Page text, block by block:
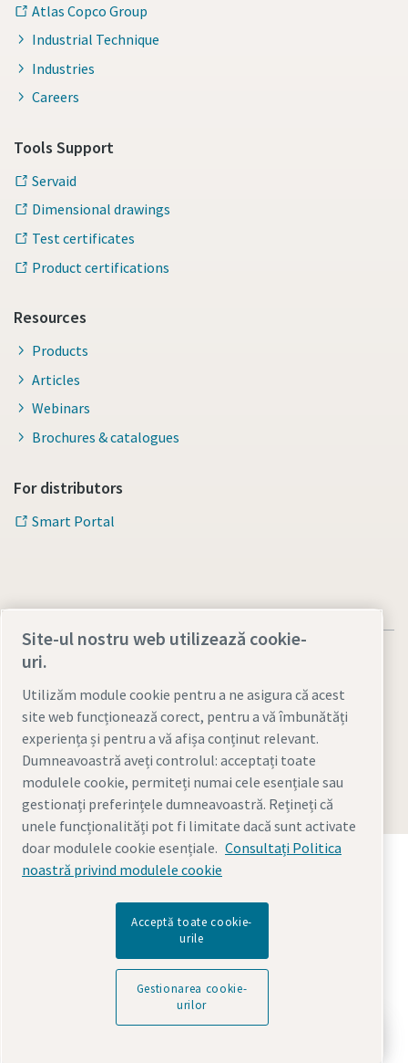
Atlas Copco Group
Industrial Technique
Industries
Careers
Tools Support
Servaid
Dimensional drawings
Test certificates
Product certifications
Resources
Products
Articles
Webinars
Brochures & catalogues
For distributors
Smart Portal
Legal & Privacy Notices Gestionarea cookie-urilor
Accessibility Sitemap
© 2026 Atlas Copco Romania SRL
Descoperiți cum Grupul Atlas Copco oferă tehnologia
care transformă viitorul.
Vizitați site-ul Atlas Copco
Parte a Grupului Atlas Copco
Site-ul nostru web utilizează cookie-
uri.
Utilizăm module cookie pentru a ne asigura că acest
site web funcționează corect, pentru a vă îmbunătăți
experiența și pentru a vă afișa conținut relevant.
Dumneavoastră aveți controlul: acceptați toate
modulele cookie, permiteți numai cele esențiale sau
gestionați preferințele dumneavoastră. Rețineți că
unele funcționalități pot fi limitate dacă sunt activate
doar modulele cookie esențiale. Consultați Politica
noastră privind modulele cookie
Acceptă toate cookie-
urile
Gestionarea cookie-
urilor